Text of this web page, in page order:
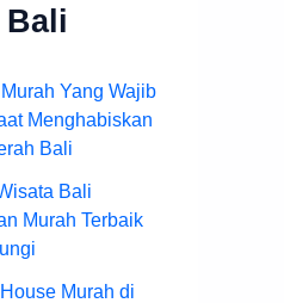
Bali
Yang Wajib
Menghabiskan
Bali
Bali
Murah Terbaik
Murah di